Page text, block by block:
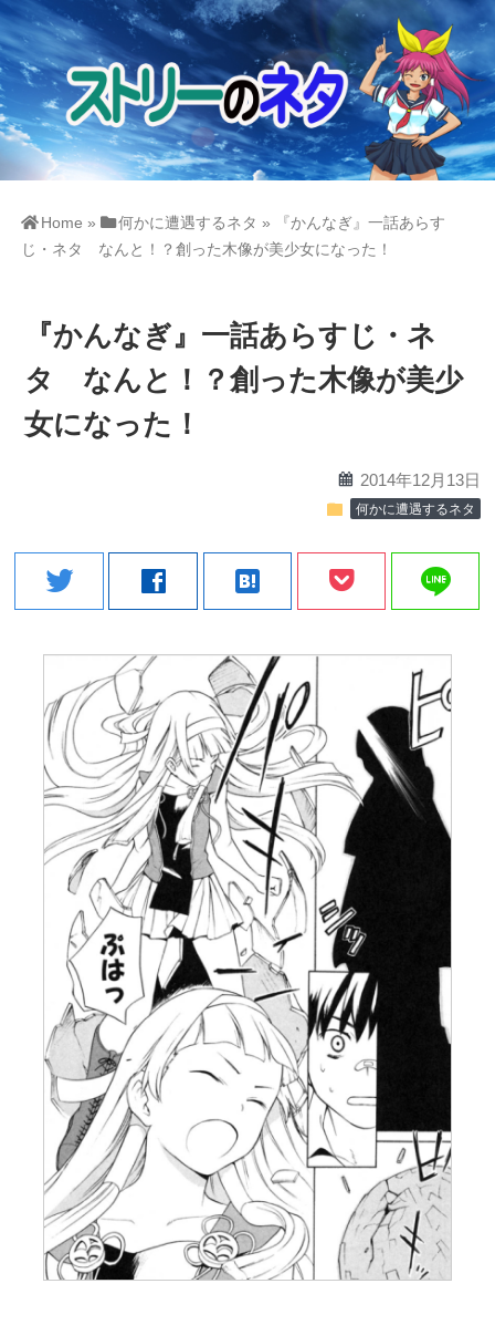
Home » 何かに遭遇するネタ »
『かんなぎ』一話あらす
じ・ネタ なんと！？創った木像が美少女になった！
『かんなぎ』一話あらすじ・ネ
タ なんと！？創った木像が美少
女になった！
calendar 2014年12月13日
folder 何かに遭遇するネタ
twitter facebook hatenabookmark line